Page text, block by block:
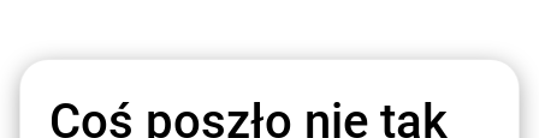
Coś poszło nie tak